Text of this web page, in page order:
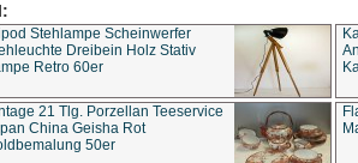
Stehlampe Scheinwerfer
Dreibein Holz Stativ
Retro 60er
21 Tlg. Porzellan Teeservice
China Geisha Rot
50er